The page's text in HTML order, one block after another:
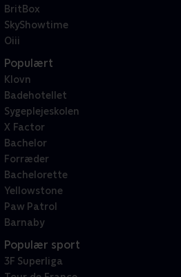
BritBox
SkyShowtime
Oiii
Populært
Klovn
Badehotellet
Sygeplejeskolen
X Factor
Bachelor
Forræder
Bachelorette
Yellowstone
Paw Patrol
Barnaby
Populær sport
3F Superliga